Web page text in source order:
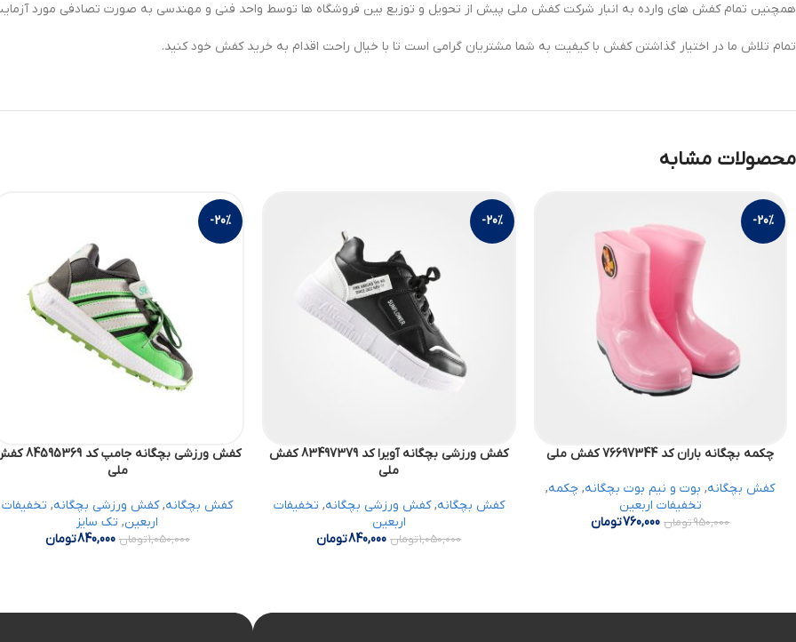
همچنین تمام کفش های وارده به انبار شرکت کفش ملی پیش از تحویل و توزیع بین فروشگاه ها توسط واحد فنی و مهندسی به صورت تصادفی مورد آزمایش
تمام تلاش ما در اختیار گذاشتن کفش با کیفیت به شما مشتریان گرامی است تا با خیال راحت اقدام به خرید کفش خود کنید.
محصولات مشابه
-20%
چکمه بچگانه باران کد 76697344 کفش ملی
کفش بچگانه, بوت و نیم بوت بچگانه, چکمه,
تخفیفات اربعین
950,000تومان 760,000تومان
-20%
کفش ورزشی بچگانه آویرا کد 83497379 کفش
ملی
کفش بچگانه,کفش ورزشی بچگانه, تخفیفات
اربعین
1,050,000تومان 840,000تومان
-20%
کفش ورزشی بچگانه جامپ کد
ملی
کفش بچگانه,کفش ورزشی بچگانه, تخفیفات
اربعین, تک سایز
1,050,000تومان 840,000تومان